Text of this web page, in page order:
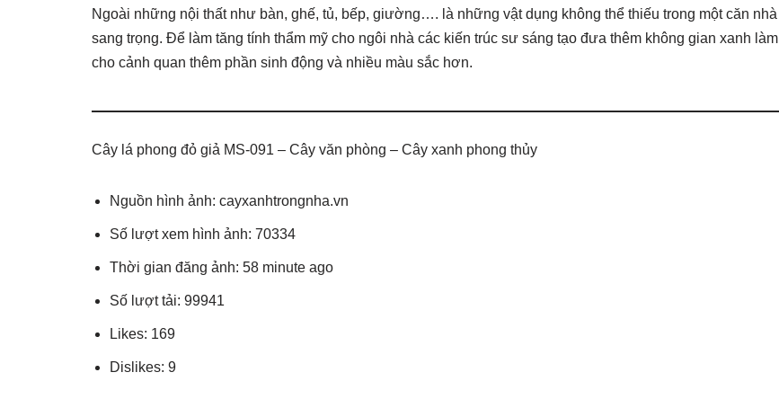
Ngoài những nội thất như bàn, ghế, tủ, bếp, giường…. là những vật dụng không thể thiếu trong một căn nhà
sang trọng. Để làm tăng tính thẩm mỹ cho ngôi nhà các kiến trúc sư sáng tạo đưa thêm không gian xanh làm
cho cảnh quan thêm phần sinh động và nhiều màu sắc hơn.
Cây lá phong đỏ giả MS-091 – Cây văn phòng – Cây xanh phong thủy
Nguồn hình ảnh: cayxanhtrongnha.vn
Số lượt xem hình ảnh: 70334
Thời gian đăng ảnh: 58 minute ago
Số lượt tải: 99941
Likes: 169
Dislikes: 9